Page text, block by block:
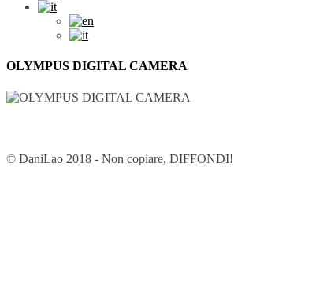
OLYMPUS DIGITAL CAMERA
© DaniLao 2018 - Non copiare, DIFFONDI!